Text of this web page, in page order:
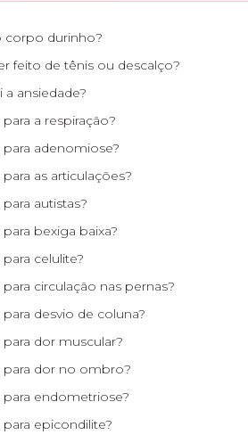
corpo durinho?
feito de tênis ou descalço?
a ansiedade?
a respiração?
adenomiose?
as articulações?
autistas?
bexiga baixa?
celulite?
circulação nas pernas?
desvio de coluna?
dor muscular?
para dor no ombro?
endometriose?
epicondilite?